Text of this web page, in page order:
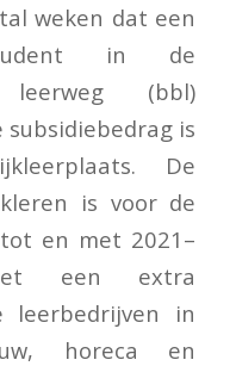
weken dat een
in de
leerweg (bbl)
is
De
is voor de
en met 2021–
een extra
leerbedrijven in
horeca en